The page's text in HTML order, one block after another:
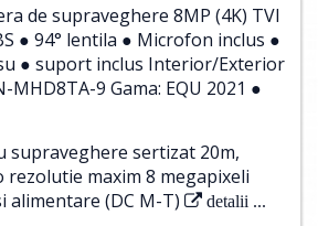
de supraveghere 8MP (4K) TVI
● 94° lentila ● Microfon inclus ●
● suport inclus Interior/Exterior
MHD8TA-9 Gama: EQU 2021 ●
supraveghere sertizat 20m,
rezolutie maxim 8 megapixeli
alimentare (DC M-T)
detalii ...